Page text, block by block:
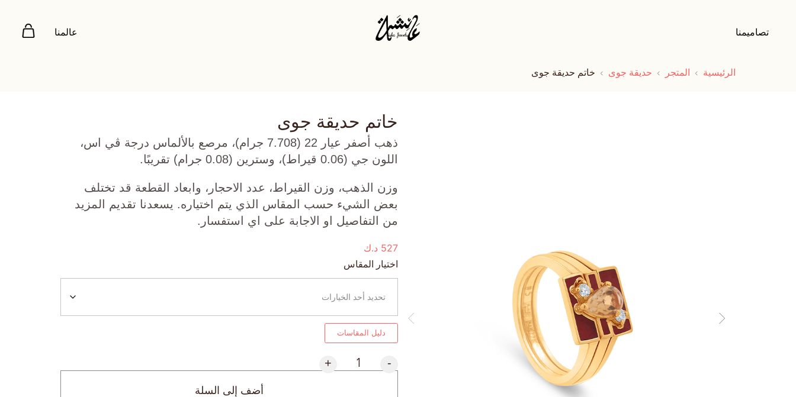
تصاميمنا عالمنا
الرئيسية المتجر حديقة جوى خاتم حديقة جوى
خاتم حديقة جوى
ذهب أصفر عيار 22 (7.708 جرام)، مرصع بالألماس درجة ڤي اس،
اللون جي (0.06 قيراط)، وسترين (0.08 جرام) تقريبًا.
وزن الذهب، وزن القيراط، عدد الاحجار، وابعاد القطعة قد تختلف
بعض الشيء حسب المقاس الذي يتم اختياره. يسعدنا تقديم المزيد
من التفاصيل او الاجابة على اي استفسار.
527 د.ك
اختيار المقاس
دليل المقاسات
-
+
أضف إلى السلة